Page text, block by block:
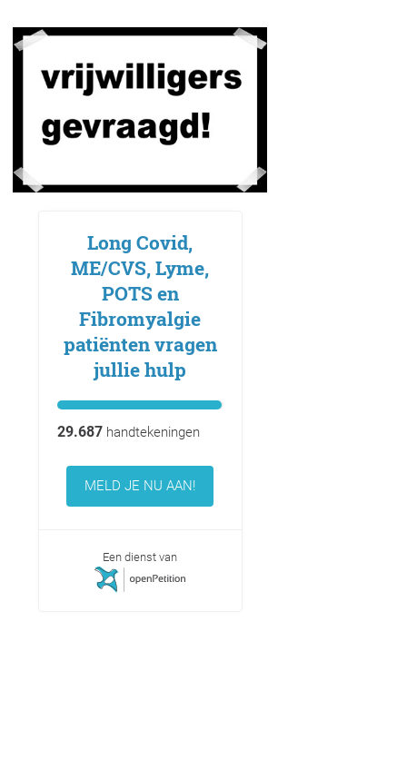
Long Covid,
ME/CVS, Lyme,
POTS en
Fibromyalgie
patiënten vragen
jullie hulp
29.687handtekeningen
MELD JE NU AAN!
Een dienst van